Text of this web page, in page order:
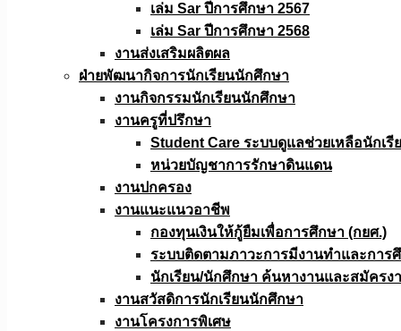
เล่ม Sar ปีการศึกษา 2567
เล่ม Sar ปีการศึกษา 2568
งานส่งเสริมผลิตผล
ฝ่ายพัฒนากิจการนักเรียนนักศึกษา
งานกิจกรรมนักเรียนนักศึกษา
งานครูที่ปรึกษา
Student Care ระบบดูแลช่วยเหลือนักเรี
หน่วยบัญชาการรักษาดินแดน
งานปกครอง
งานแนะแนวอาชีพ
กองทุนเงินให้กู้ยืมเพื่อการศึกษา (กยศ.)
ระบบติดตามภาวะการมีงานทำและการ
นักเรียน/นักศึกษา ค้นหางานและสมัครง
งานสวัสดิการนักเรียนนักศึกษา
งานโครงการพิเศษ